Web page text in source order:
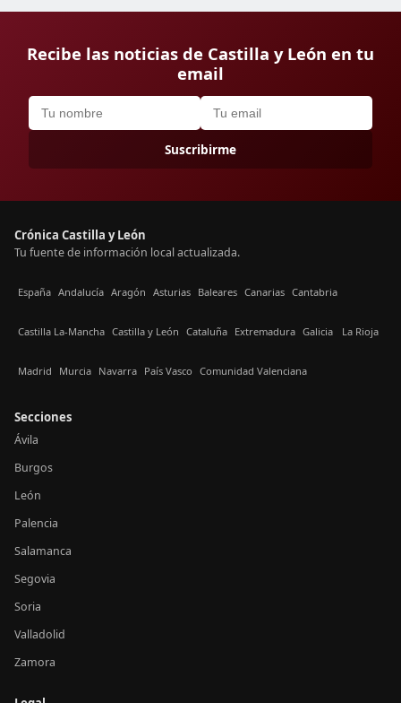
Recibe las noticias de Castilla y León en tu
email
Suscribirme
Crónica Castilla y León
Tu fuente de información local actualizada.
España Andalucía Aragón Asturias Baleares Canarias Cantabria
Castilla La-Mancha Castilla y León Cataluña Extremadura Galicia La Rioja
Madrid Murcia Navarra País Vasco Comunidad Valenciana
Secciones
Ávila
Burgos
León
Palencia
Salamanca
Segovia
Soria
Valladolid
Zamora